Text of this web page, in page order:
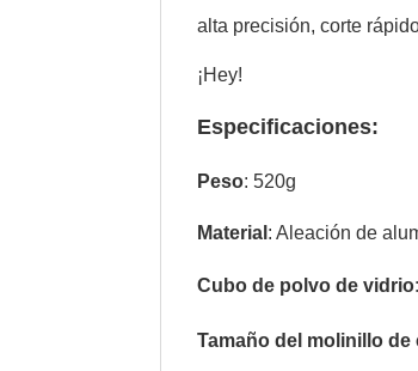
alta precisión, corte
¡Hey!
Especificaciones:
Peso: 520g
Material : Aleación de
Cubo de polvo de vidrio
Tamaño del molinillo de